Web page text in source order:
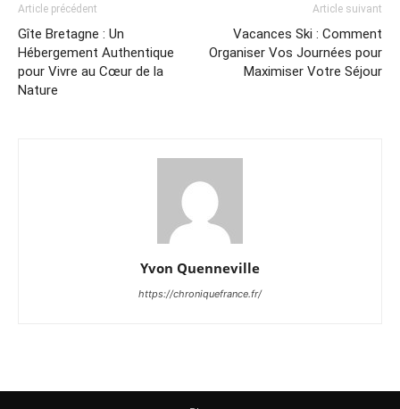
Article précédent
Gîte Bretagne : Un
Hébergement Authentique
pour Vivre au Cœur de la
Nature
Article suivant
Vacances Ski : Comment
Organiser Vos Journées pour
Maximiser Votre Séjour
Yvon Quenneville
https://chroniquefrance.fr/